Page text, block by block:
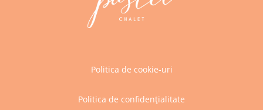
Politica de cookie-uri
Politica de confidențialitate